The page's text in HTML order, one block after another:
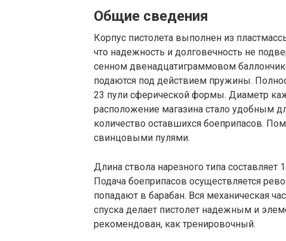
Общие сведения
Корпус пистолета выполнен из
что надежность и долговечность не
сенном двенадцатиграммовом
подаются под действием пружины.
23 пули сферической формы. Диаметр
расположение магазина стало удобным
количество оставшихся боеприпасов.
свинцовыми пулями.
Длина ствола нарезного типа составляет
Подача боеприпасов осуществляется
попадают в барабан. Вся механическая
спуска делает пистолет надежным и
рекомендован, как тренировочный.